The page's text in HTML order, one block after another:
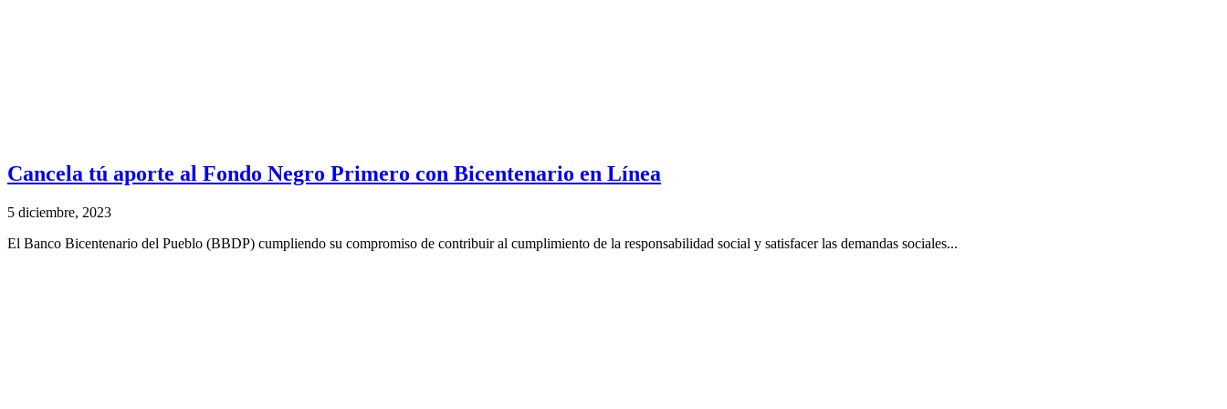
Cancela tú aporte al Fondo Negro Primero con Bicentenario en Línea
5 diciembre, 2023
El Banco Bicentenario del Pueblo (BBDP) cumpliendo su compromiso de contribuir al cumplimiento de la responsabilidad social y satisfacer las demandas sociales...